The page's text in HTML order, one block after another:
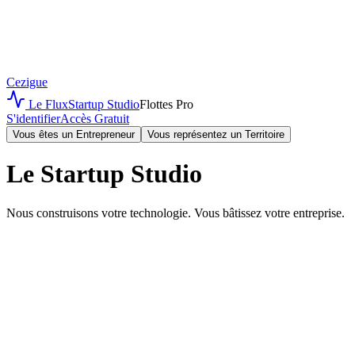
Cezigue
Le FluxStartup StudioFlottes Pro
S'identifierAccès Gratuit
Vous êtes un Entrepreneur Vous représentez un Territoire
Le Startup Studio
Nous construisons votre technologie. Vous bâtissez votre entreprise.